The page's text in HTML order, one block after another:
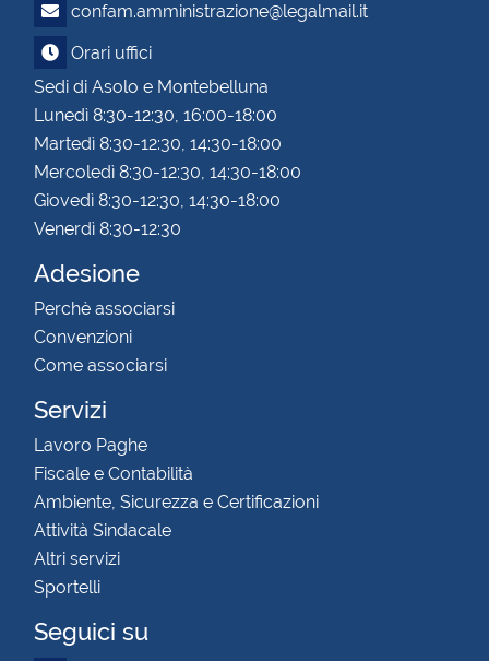
confam.amministrazione@legalmail.it
Orari uffici
Sedi di Asolo e Montebelluna
Lunedì 8:30-12:30, 16:00-18:00
Martedì 8:30-12:30, 14:30-18:00
Mercoledì 8:30-12:30, 14:30-18:00
Giovedì 8:30-12:30, 14:30-18:00
Venerdì 8:30-12:30
Adesione
Perchè associarsi
Convenzioni
Come associarsi
Servizi
Lavoro Paghe
Fiscale e Contabilità
Ambiente, Sicurezza e Certificazioni
Attività Sindacale
Altri servizi
Sportelli
Seguici su